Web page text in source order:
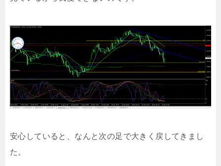
安心していると、なんと次の足で大きく戻してきまし
た。